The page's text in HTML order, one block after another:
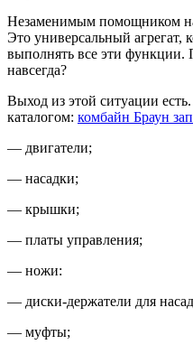
Незаменимым помощником на
Это универсальный агрегат,
выполнять все эти функции.
навсегда?
Выход из этой ситуации
каталогом: комбайн Браун
— двигатели;
— насадки;
— крышки;
— платы управления;
— ножи:
— диски-держатели для
— муфты;